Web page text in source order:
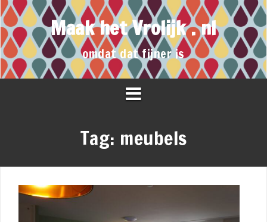
Maak het Vrolijk . nl
omdat dat fijner is
Tag: meubels